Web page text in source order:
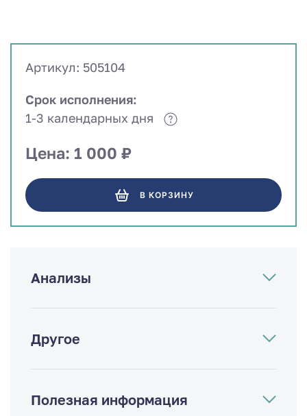
Анализы
Другое
Полезная информация
Артикул: 505104
Срок исполнения:
1-3 календарных дня
Цена: 1 000 ₽
В КОРЗИНУ